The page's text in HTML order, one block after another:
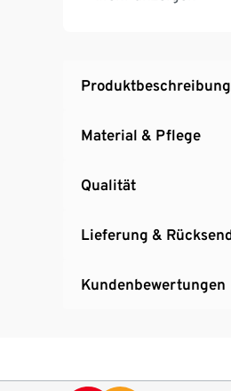
und Ausziehen
Produktbeschreibung
Material & Pflege
Qualität
Lieferung &
Kundenbewertungen